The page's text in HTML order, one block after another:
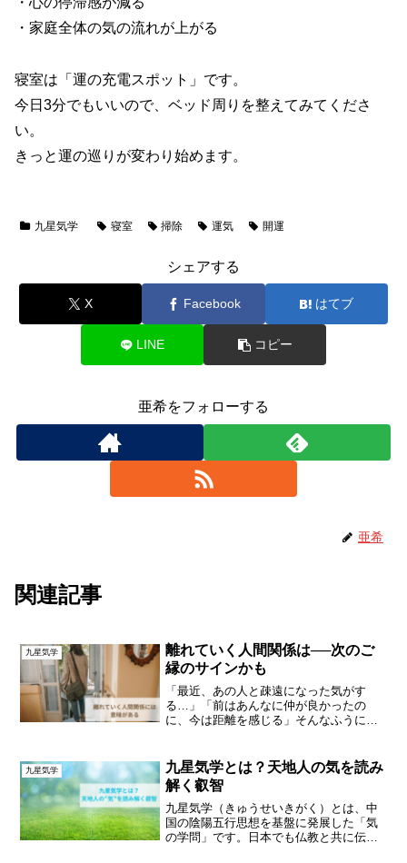
・家庭全体の気の流れが上がる
寝室は「運の充電スポット」です。
今日3分でもいいので、ベッド周りを整えてみてくださ
い。
きっと運の巡りが変わり始めます。
九星気学 寝室 掃除 運気 開運
シェアする
X Facebook はてブ
LINE コピー
亜希をフォローする
亜希
関連記事
九星気学
離れていく人間関係は──次のご
縁のサインかも
「最近、あの人と疎遠になった気がす
る…」「前はあんなに仲が良かったの
に、今は距離を感じる」そんなふうに、
たかな？」と、自分を責めてしまう人も
少なくありません。でも、それ...
九星気学
九星気学とは？天地人の気を読み
解く叡智
九星気学（きゅうせいきがく）とは、中
国の陰陽五行思想を基盤に発展した「気
の学問」です。日本でも仏教と共に伝来